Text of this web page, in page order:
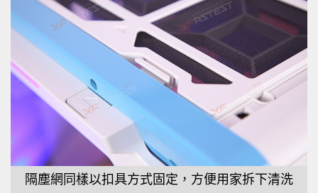
隔塵網同樣以扣具方式固定，方便用家拆下清洗